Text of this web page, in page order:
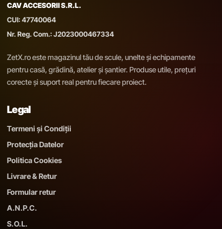
CAV ACCESORII S.R.L.
CUI: 47740064
Nr. Reg. Com.: J2023000467334
ZetX.ro este magazinul tău de scule, unelte și echipamente
pentru casă, grădină, atelier și șantier. Produse utile, prețuri
corecte și suport real pentru fiecare proiect.
Legal
Termeni și Condiții
Protecția Datelor
Politica Cookies
Livrare & Retur
Formular retur
A.N.P.C.
S.O.L.